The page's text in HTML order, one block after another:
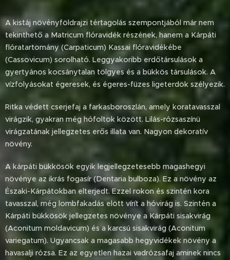
A kistáj növényföldrajzi tértagolás szempontjából már nem
tekinthető a Matricum flóravidék részének, hanem a Kárpáti
flóratartomány (Carpaticum) Kassai flóravidékébe
(Cassovicum) sorolható. Leggyakoribb erdőtársulások a
gyertyános kocsánytalan tölgyes és a bükkös társulások. A
vízfolyásokat égeresek, és égeres-füzes ligeterdök szélyezik.
Ritka védett cserjefaj a farkasboroszlán, amely koratavasszal
virágzik, gyakran még hófoltok között. Lilás-rózsaszínü
virágzatának jellegzetes erős illata van. Nagyon dekoratív
növény.
A kárpáti bükkösök egyik legjellegzetesebb magashegyi
növénye az ikrás fogasír (Dentaria bulboza). Ez a növény az
Északi-Kárpátokban elterjedt. Ezzel rokon és szintén kora
tavasszal, még lombfakadás elött vírít a hóvirág is. Szintén a
Kárpáti bükkösök jellegzetes növénye a Kárpáti sisakvirág
(Aconitum moldavicum) és a karcsú sisakvirág (Aconitum
variegatum). Ugyancsak a magasabb hegyvidékek növény a
havasalji rózsa. Ez az egyetlen hazai vadrózsafaj aminek nincs